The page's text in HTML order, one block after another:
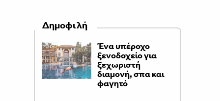
Δημοφιλή
Ένα υπέροχο
ξενοδοχείο για
ξεχωριστή
διαμονή, σπα και
φαγητό